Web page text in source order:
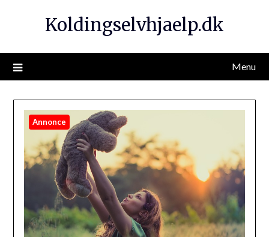
Koldingselvhjaelp.dk
Menu
Annonce